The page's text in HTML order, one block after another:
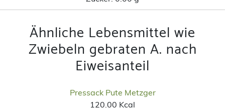
Ähnliche Lebensmittel wie
Zwiebeln gebraten A. nach
Eiweisanteil
Pressack Pute Metzger
120.00 Kcal